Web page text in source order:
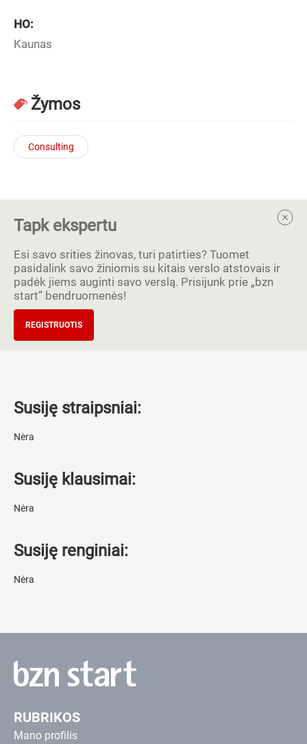
HO:
Kaunas
Žymos
Consulting
Tapk ekspertu
Esi savo srities žinovas, turi patirties? Tuomet
pasidalink savo žiniomis su kitais verslo atstovais ir
padėk jiems auginti savo verslą. Prisijunk prie „bzn
start” bendruomenės!
REGISTRUOTIS
Susiję straipsniai:
Nėra
Susiję klausimai:
Nėra
Susiję renginiai:
Nėra
RUBRIKOS
Mano profilis